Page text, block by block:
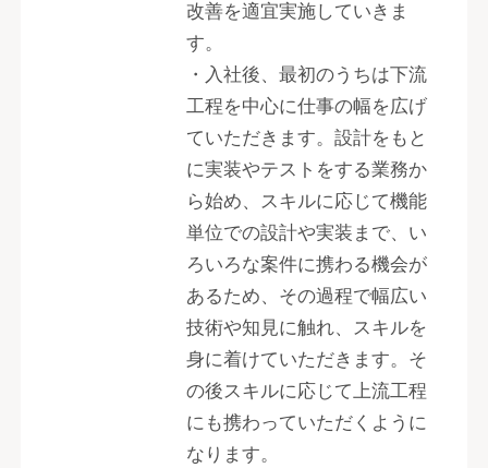
改善を適宜実施していきま
す。
・入社後、最初のうちは下流
工程を中心に仕事の幅を広げ
ていただきます。設計をもと
に実装やテストをする業務か
ら始め、スキルに応じて機能
単位での設計や実装まで、い
ろいろな案件に携わる機会が
あるため、その過程で幅広い
技術や知見に触れ、スキルを
身に着けていただきます。そ
の後スキルに応じて上流工程
にも携わっていただくように
なります。